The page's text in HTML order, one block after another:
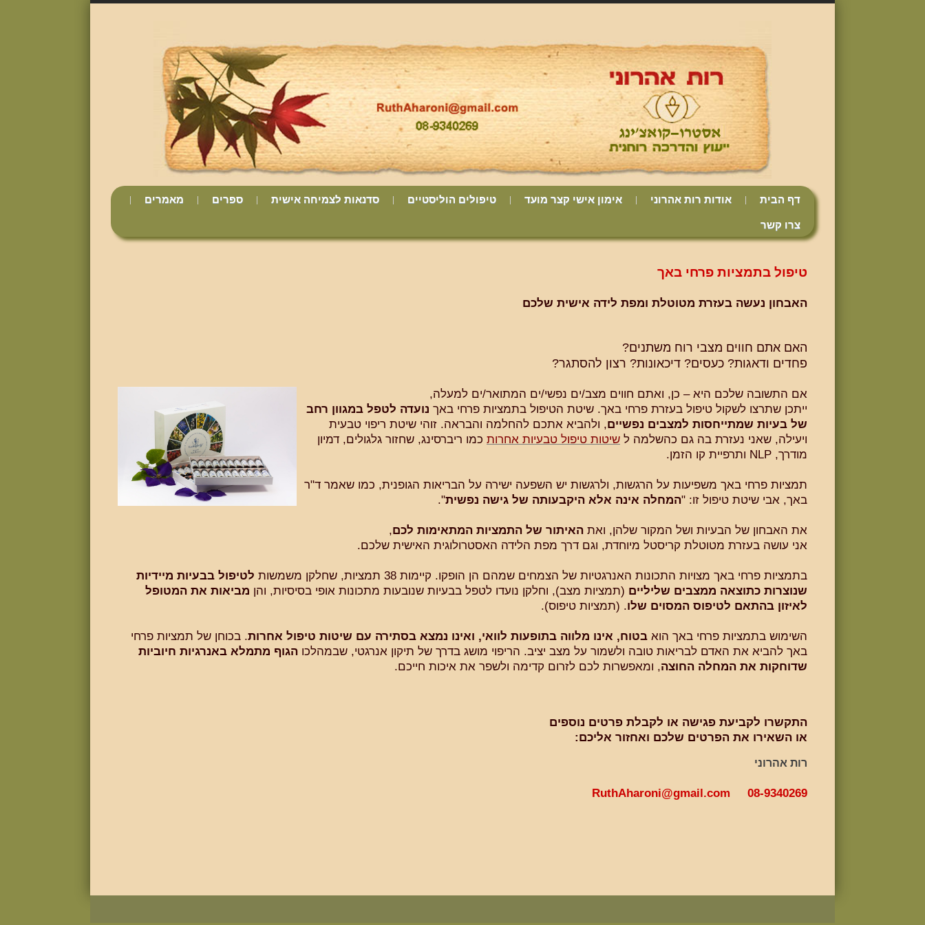
דף הבית אודות רות אהרוני אימון אישי קצר מועד טיפולים הוליסטיים סדנאות לצמיחה אישית ספרים מאמרים
צרו קשר
טיפול בתמציות פרחי באך
האבחון נעשה בעזרת מטוטלת ומפת לידה אישית שלכם
האם אתם חווים מצבי רוח משתנים?
פחדים ודאגות? כעסים? דיכאונות? רצון להסתגר?
אם התשובה שלכם היא – כן, ואתם חווים מצב/ים נפשי/ים המתואר/ים למעלה,
ייתכן שתרצו לשקול טיפול בעזרת פרחי באך. שיטת הטיפול בתמציות פרחי באך נועדה לטפל במגוון רחב
של בעיות שמתייחסות למצבים נפשיים, ולהביא אתכם להחלמה והבראה. זוהי שיטת ריפוי טבעית
ויעילה, שאני נעזרת בה גם כהשלמה ל שיטות טיפול טבעיות אחרות כמו ריברסינג, שחזור גלגולים, דמיון
מודרך, NLP ותרפיית קו הזמן.
תמציות פרחי באך משפיעות על הרגשות, ולרגשות יש השפעה ישירה על הבריאות הגופנית, כמו שאמר ד"ר
באך, אבי שיטת טיפול זו: "המחלה אינה אלא היקבעותה של גישה נפשית".
את האבחון של הבעיות ושל המקור שלהן, ואת האיתור של התמציות המתאימות לכם,
אני עושה בעזרת מטוטלת קריסטל מיוחדת, וגם דרך מפת הלידה האסטרולוגית האישית שלכם.
בתמציות פרחי באך מצויות התכונות האנרגטיות של הצמחים שמהם הן הופקו. קיימות 38 תמציות, שחלקן משמשות
לטיפול בבעיות מיידיות
שנוצרות כתוצאה ממצבים שליליים (תמציות מצב), וחלקן נועדו לטפל בבעיות שנובעות מתכונות אופי בסיסיות, והן מביאות את המטופל
לאיזון בהתאם לטיפוס המסוים שלו. (תמציות טיפוס).
השימוש בתמציות פרחי באך הוא בטוח, אינו מלווה בתופעות לוואי, ואינו נמצא בסתירה עם שיטות טיפול אחרות. בכוחן של תמציות פרחי
באך להביא את האדם לבריאות טובה ולשמור על מצב יציב. הריפוי מושג בדרך של תיקון אנרגטי, שבמהלכו הגוף מתמלא באנרגיות חיוביות
שדוחקות את המחלה החוצה, ומאפשרות לכם לזרום קדימה ולשפר את איכות חייכם.
התקשרו לקביעת פגישה או לקבלת פרטים נוספים
או השאירו את הפרטים שלכם ואחזור אליכם:
רות אהרוני
08-9340269
RuthAharoni@gmail.com